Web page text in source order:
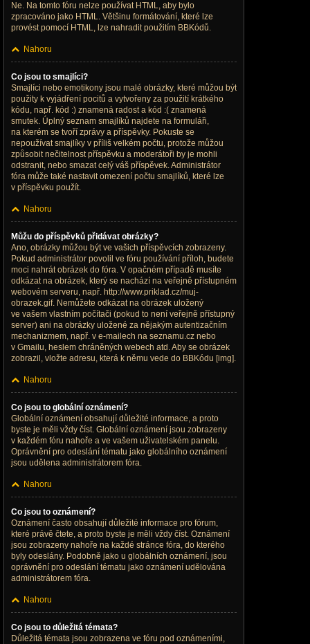
Ne. Na tomto fóru nelze používat HTML, aby bylo
zpracováno jako HTML. Většinu formátování, které lze
provést pomocí HTML, lze nahradit použitím BBKódů.
Nahoru
Co jsou to smajlíci?
Smajlíci nebo emotikony jsou malé obrázky, které můžou být
použity k vyjádření pocitů a vytvořeny za použití krátkého
kódu, např. kód :) znamená radost a kód :( znamená
smutek. Úplný seznam smajlíků najdete na formuláři,
na kterém se tvoří zprávy a příspěvky. Pokuste se
nepoužívat smajlíky v příliš velkém počtu, protože můžou
způsobit nečitelnost příspěvku a moderátoři by je mohli
odstranit, nebo smazat celý váš příspěvek. Administrátor
fóra může také nastavit omezení počtu smajlíků, které lze
v příspěvku použít.
Nahoru
Můžu do příspěvků přidávat obrázky?
Ano, obrázky můžou být ve vašich příspěvcích zobrazeny.
Pokud administrátor povolil ve fóru používání příloh, budete
moci nahrát obrázek do fóra. V opačném případě musíte
odkázat na obrázek, který se nachází na veřejně přístupném
webovém serveru, např. http://www.priklad.cz/muj-
obrazek.gif. Nemůžete odkázat na obrázek uložený
ve vašem vlastním počítači (pokud to není veřejně přístupný
server) ani na obrázky uložené za nějakým autentizačním
mechanizmem, např. v e-mailech na seznamu.cz nebo
v Gmailu, heslem chráněných webech atd. Aby se obrázek
zobrazil, vložte adresu, která k němu vede do BBKódu [img].
Nahoru
Co jsou to globální oznámení?
Globální oznámení obsahují důležité informace, a proto
byste je měli vždy číst. Globální oznámení jsou zobrazeny
v každém fóru nahoře a ve vašem uživatelském panelu.
Oprávnění pro odeslání tématu jako globálního oznámení
jsou udělena administrátorem fóra.
Nahoru
Co jsou to oznámení?
Oznámení často obsahují důležité informace pro fórum,
které právě čtete, a proto byste je měli vždy číst. Oznámení
jsou zobrazeny nahoře na každé stránce fóra, do kterého
byly odeslány. Podobně jako u globálních oznámení, jsou
oprávnění pro odeslání tématu jako oznámení udělována
administrátorem fóra.
Nahoru
Co jsou to důležitá témata?
Důležitá témata jsou zobrazena ve fóru pod oznámeními,